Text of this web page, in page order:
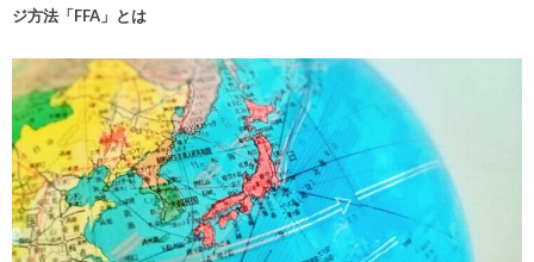
ジ方法「FFA」とは